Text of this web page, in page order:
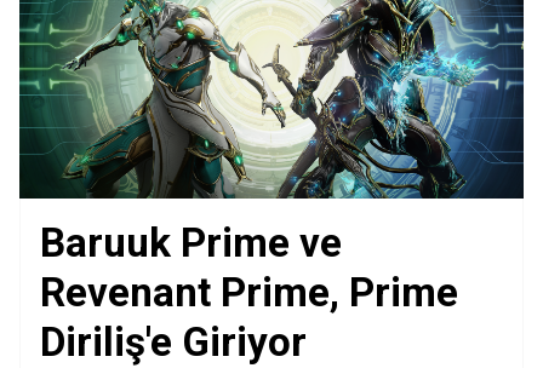
Baruuk Prime ve
Revenant Prime, Prime
Diriliş'e Giriyor